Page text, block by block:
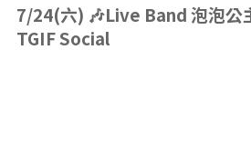
7/24(六) 🎶Live Band 泡泡公
TGIF Social